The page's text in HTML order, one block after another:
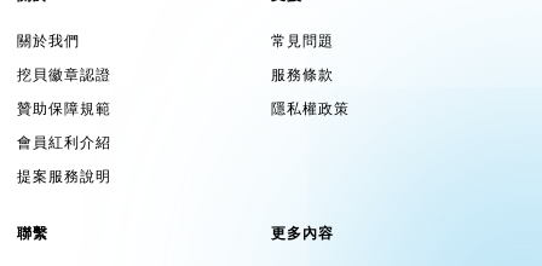
關於我們
挖貝徽章認證
贊助保障規範
會員紅利介紹
提案服務說明
常見問題
服務條款
隱私權政策
聯繫 更多內容